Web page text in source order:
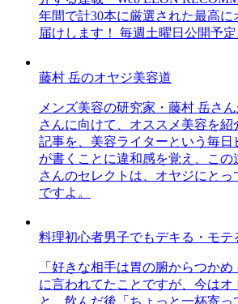
年間で計30本に厳選された最高
届けします！ 毎週土曜日公開予定
藤村 岳のオヤジ美容道
メンズ美容の研究家・藤村 岳さ
さんに向けて、オススメ美容を
記事を、美容ライターという毎日
が書くことに違和感を覚え、こ
さんのセレクトは、オヤジにと
ですよ。
料理初心者男子でもデキる・モテ
「好きな相手は胃の腑からつか
に言われてたことですが、今はオ
と。飲んだ後「ちょっと一杯寄